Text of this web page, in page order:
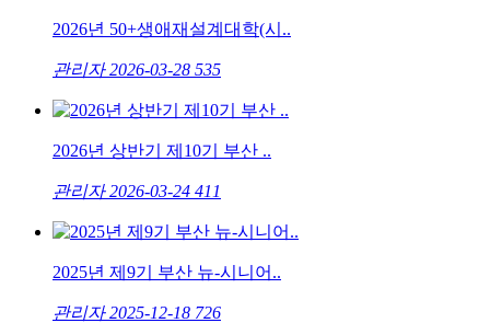
2026년 50+생애재설계대학(시..
관리자 2026-03-28 535
2026년 상반기 제10기 부산 ..
관리자 2026-03-24 411
2025년 제9기 부산 뉴-시니어..
관리자 2025-12-18 726